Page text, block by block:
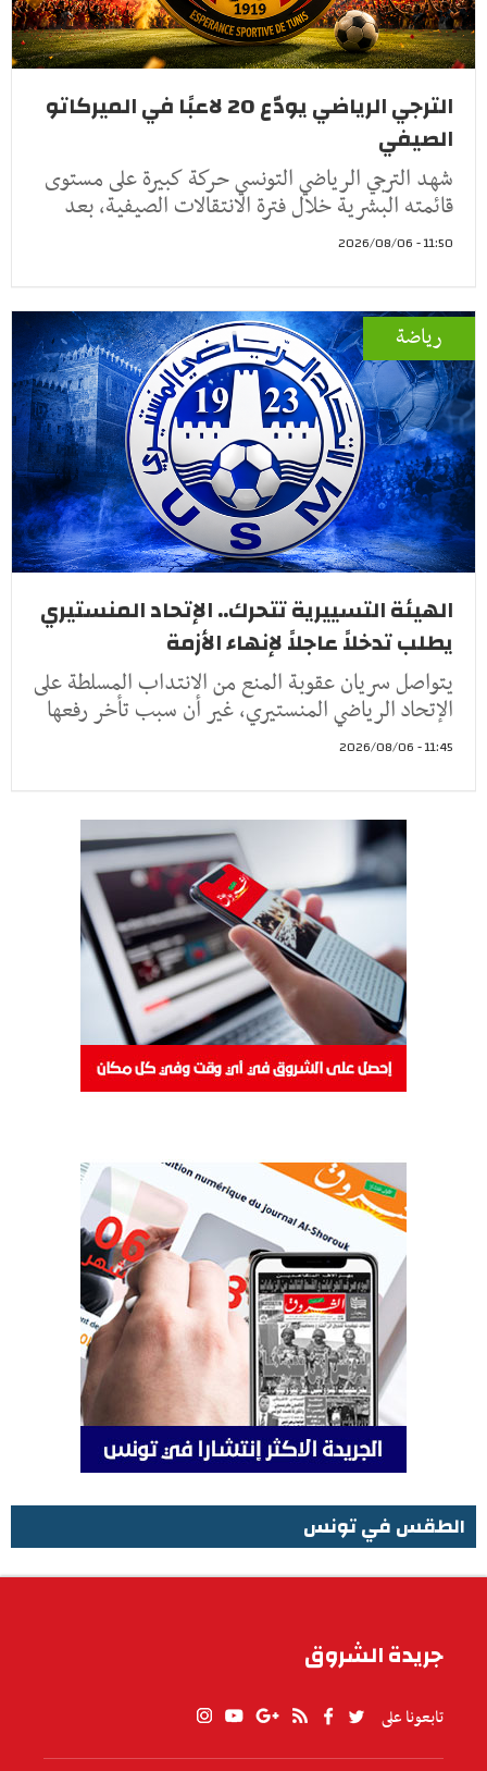
الترجي الرياضي يودّع 20 لاعبًا في الميركاتو
الصيفي
شهد الترجي الرياضي التونسي حركة كبيرة على مستوى
قائمته البشرية خلال فترة الانتقالات الصيفية، بعد
11:50 - 2026/08/06
رياضة
الهيئة التسييرية تتحرك.. الإتحاد المنستيري
يطلب تدخلاً عاجلاً لإنهاء الأزمة
يتواصل سريان عقوبة المنع من الانتداب المسلطة على
الإتحاد الرياضي المنستيري، غير أن سبب تأخر رفعها
11:45 - 2026/08/06
الطقس في تونس
جريدة الشروق
تابعونا على